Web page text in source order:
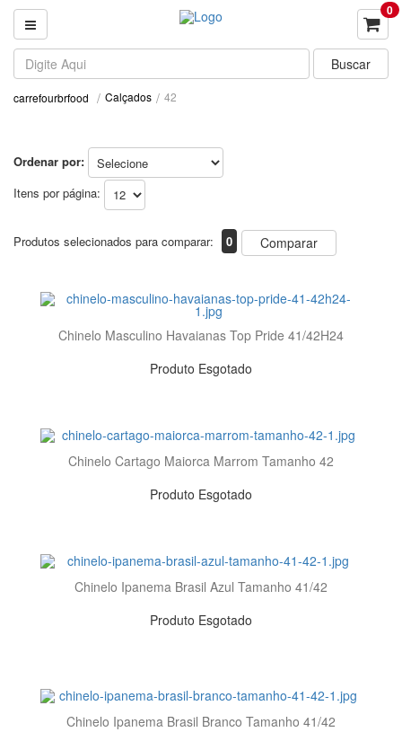
0
carrefourbrfood Calçados 42
Ordenar por:
Itens por página:
Produtos selecionados para comparar: 0 Comparar
Chinelo Masculino Havaianas Top Pride 41/42H24
Produto Esgotado
Chinelo Cartago Maiorca Marrom Tamanho 42
Produto Esgotado
Chinelo Ipanema Brasil Azul Tamanho 41/42
Produto Esgotado
Chinelo Ipanema Brasil Branco Tamanho 41/42